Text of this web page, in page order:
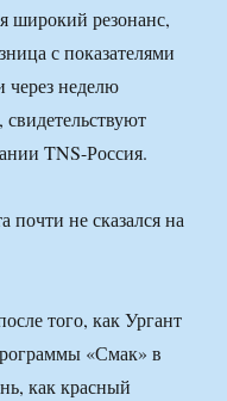
широкий резонанс,
с показателями
через неделю
свидетельствуют
TNS-Россия.
того, как Ургант
«Смак» в
как красный